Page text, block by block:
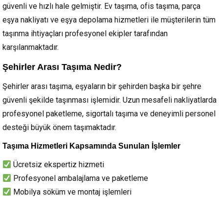
güvenli ve hızlı hale gelmiştir. Ev taşıma, ofis taşıma, parça
eşya nakliyatı ve eşya depolama hizmetleri ile müşterilerin tüm
taşınma ihtiyaçları profesyonel ekipler tarafından
karşılanmaktadır.
Şehirler Arası Taşıma Nedir?
Şehirler arası taşıma, eşyaların bir şehirden başka bir şehre
güvenli şekilde taşınması işlemidir. Uzun mesafeli nakliyatlarda
profesyonel paketleme, sigortalı taşıma ve deneyimli personel
desteği büyük önem taşımaktadır.
Taşıma Hizmetleri Kapsamında Sunulan İşlemler
Ücretsiz ekspertiz hizmeti
Profesyonel ambalajlama ve paketleme
Mobilya söküm ve montaj işlemleri